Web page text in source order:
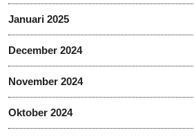
Januari 2025
December 2024
November 2024
Oktober 2024